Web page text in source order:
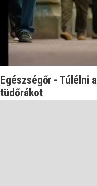
Egészségőr - Túlélni a
tüdőrákot